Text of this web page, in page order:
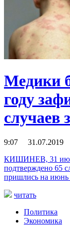
Медики
году
случаев
9:07 31.07.2019
КИШИНЕВ, 31 июл
подтверждено 65
пришлись на
читать
Политика
Экономика